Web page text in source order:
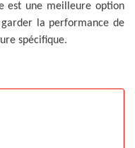
est une meilleure option
la performance de
spécifique.